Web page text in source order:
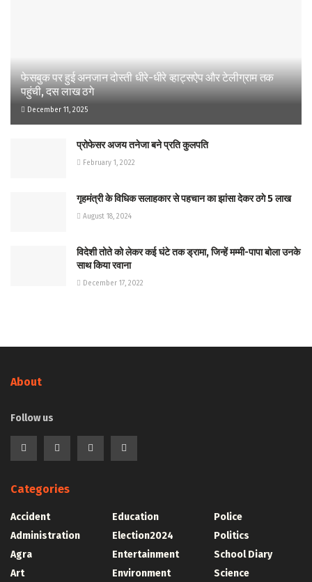
फेसबुक पर हुई अनजान दोस्ती धीरे-धीरे व्हाट्सऐप और टेलीग्राम तक
पहुंची, दस लाख ठगे
December 11, 2025
प्रोफेसर अजय तनेजा बने प्रति कुलपति
February 1, 2022
गृहमंत्री के विधिक सलाहकार से पहचान का झांसा देकर ठगे 5 लाख
August 18, 2024
विदेशी तोते को लेकर कई घंटे तक ड्रामा, जिन्हें मम्मी-पापा बोला उनके
साथ किया रवाना
December 17, 2022
About
Follow us
Categories
Accident
Administration
Agra
Art
Education
Election2024
Entertainment
Environment
Police
Politics
School Diary
Science